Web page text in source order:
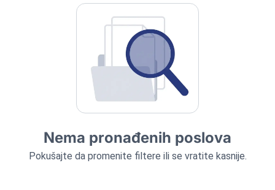
Nema pronađenih poslova
Pokušajte da promenite filtere ili se vratite kasnije.